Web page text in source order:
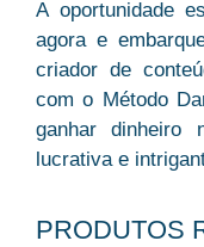
A oportunidade
agora e
criador de
com o Método
ganhar dinheiro
lucrativa e
PRODUTOS